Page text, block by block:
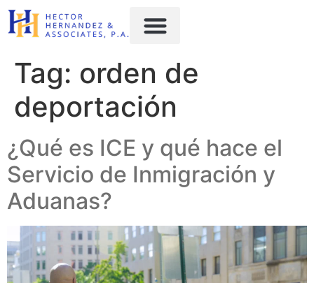
content
Tag: orden de
deportación
¿Qué es ICE y qué hace el
Servicio de Inmigración y
Aduanas?